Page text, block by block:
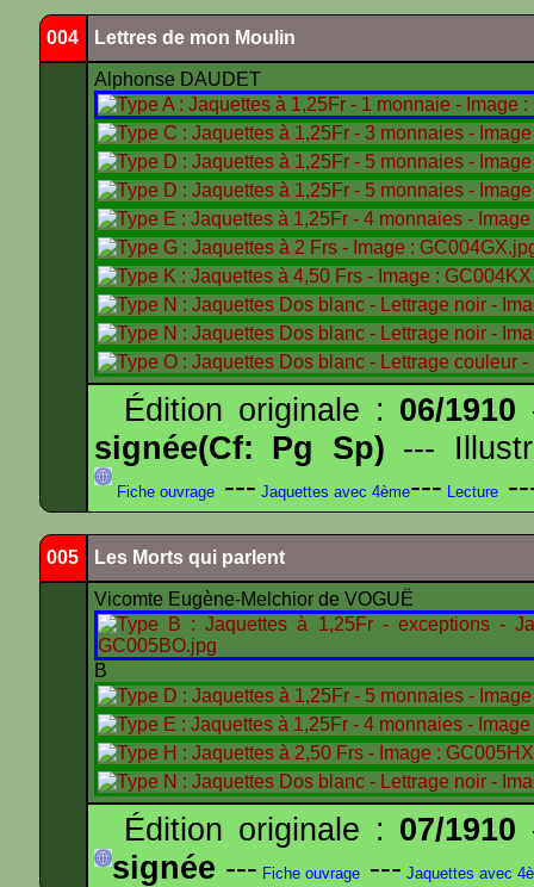
004 Lettres de mon Moulin
Alphonse DAUDET
Édition originale : 06/1910
signée(Cf: Pg Sp) ---
Fiche ouvrage --- Jaquettes avec 4ème--- Lecture
005 Les Morts qui parlent
Vicomte Eugène-Melchior de VOGUË
B
Édition originale : 07/1910
signée --- Fiche ouvrage --- Jaquettes avec